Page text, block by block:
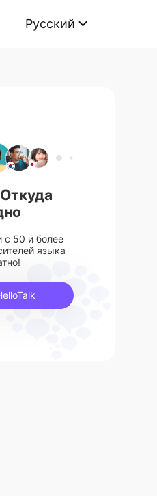
Русский
с 50 и более
языка